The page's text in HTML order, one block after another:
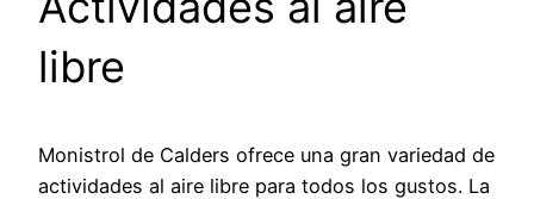
libre
Monistrol de Calders ofrece una gran variedad de
actividades al aire libre para todos los gustos. La